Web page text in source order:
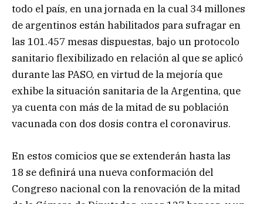
todo el país, en una jornada en la cual 34 millones
de argentinos están habilitados para sufragar en
las 101.457 mesas dispuestas, bajo un protocolo
sanitario flexibilizado en relación al que se aplicó
durante las PASO, en virtud de la mejoría que
exhibe la situación sanitaria de la Argentina, que
ya cuenta con más de la mitad de su población
vacunada con dos dosis contra el coronavirus.
En estos comicios que se extenderán hasta las
18 se definirá una nueva conformación del
Congreso nacional con la renovación de la mitad